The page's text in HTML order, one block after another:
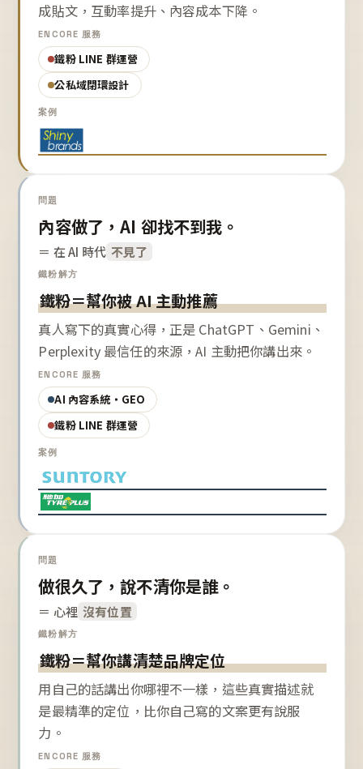
成貼文，互動率提升、內容成本下降。
ENCORE 服務
鐵粉 LINE 群運營
公私域閉環設計
案例
問題
內容做了，AI 卻找不到我。
＝ 在 AI 時代 不見了
鐵粉解方
鐵粉＝幫你被 AI 主動推薦
真人寫下的真實心得，正是 ChatGPT、Gemini、
Perplexity 最信任的來源，AI 主動把你講出來。
ENCORE 服務
AI 內容系統・GEO
鐵粉 LINE 群運營
案例
問題
做很久了，說不清你是誰。
＝ 心裡 沒有位置
鐵粉解方
鐵粉＝幫你講清楚品牌定位
用自己的話講出你哪裡不一樣，這些真實描述就
是最精準的定位，比你自己寫的文案更有說服
力。
ENCORE 服務